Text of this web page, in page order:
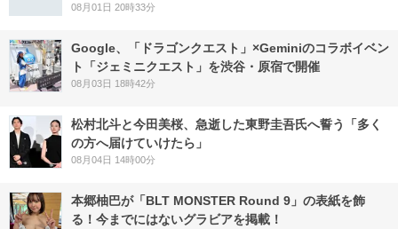
08月01日 20時33分
Google、「ドラゴンクエスト」×Geminiのコラボイベン
ト「ジェミニクエスト」を渋谷・原宿で開催
08月03日 18時42分
松村北斗と今田美桜、急逝した東野圭吾氏へ誓う「多く
の方へ届けていけたら」
08月04日 14時00分
本郷柚巴が「BLT MONSTER Round 9」の表紙を飾
る！今までにはないグラビアを掲載！